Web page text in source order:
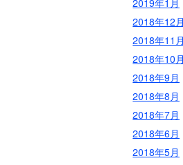
2019年1月
2018年12月
2018年11月
2018年10月
2018年9月
2018年8月
2018年7月
2018年6月
2018年5月